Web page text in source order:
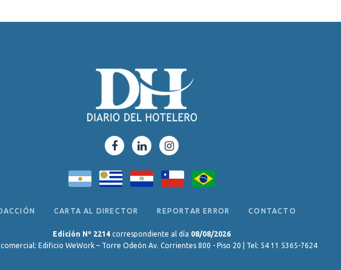
CARTA AL DIRECTOR REPORTAR ERROR CONTACTO
Edición Nº 2214 correspondiente al día 08/08/2026
Edificio WeWork – Torre Odeón Av. Corrientes 800 - Piso 20 | Tel: 54 11 5365-7624